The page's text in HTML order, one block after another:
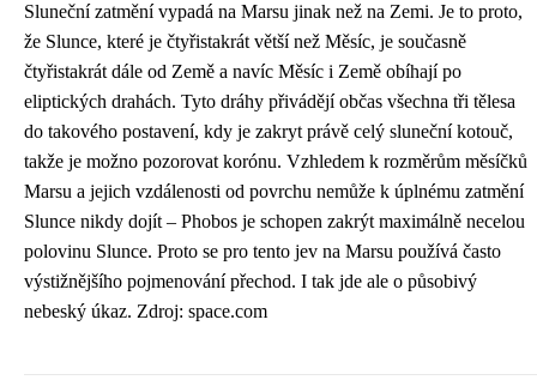
Sluneční zatmění vypadá na Marsu jinak než na Zemi. Je to proto,
že Slunce, které je čtyřistakrát větší než Měsíc, je současně
čtyřistakrát dále od Země a navíc Měsíc i Země obíhají po
eliptických drahách. Tyto dráhy přivádějí občas všechna tři tělesa
do takového postavení, kdy je zakryt právě celý sluneční kotouč,
takže je možno pozorovat korónu. Vzhledem k rozměrům měsíčků
Marsu a jejich vzdálenosti od povrchu nemůže k úplnému zatmění
Slunce nikdy dojít – Phobos je schopen zakrýt maximálně necelou
polovinu Slunce. Proto se pro tento jev na Marsu používá často
výstižnějšího pojmenování přechod. I tak jde ale o působivý
nebeský úkaz. Zdroj: space.com